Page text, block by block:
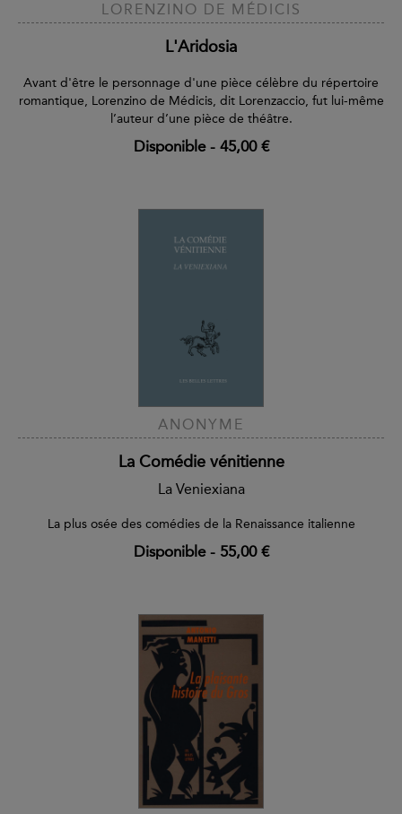
LORENZINO DE MÉDICIS
L'Aridosia
Avant d'être le personnage d'une pièce célèbre du répertoire
romantique, Lorenzino de Médicis, dit Lorenzaccio, fut lui-même
l’auteur d’une pièce de théâtre.
Disponible- 45,00 €
ANONYME
La Comédie vénitienne
La Veniexiana
La plus osée des comédies de la Renaissance italienne
Disponible- 55,00 €